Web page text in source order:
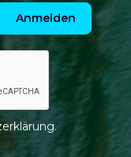
Anmelden
.